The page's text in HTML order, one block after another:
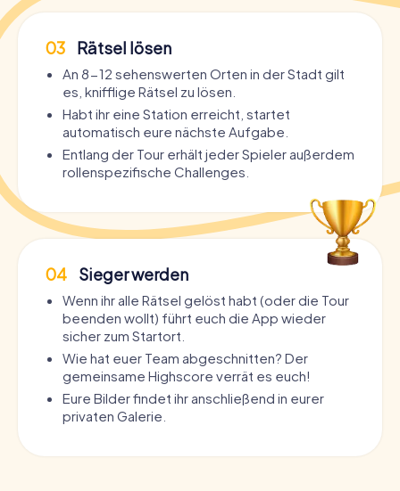
03 Rätsel lösen
An 8-12 sehenswerten Orten in der Stadt gilt
es, knifflige Rätsel zu lösen.
Habt ihr eine Station erreicht, startet
automatisch eure nächste Aufgabe.
Entlang der Tour erhält jeder Spieler außerdem
rollenspezifische Challenges.
04 Sieger werden
Wenn ihr alle Rätsel gelöst habt (oder die Tour
beenden wollt) führt euch die App wieder
sicher zum Startort.
Wie hat euer Team abgeschnitten? Der
gemeinsame Highscore verrät es euch!
Eure Bilder findet ihr anschließend in eurer
privaten Galerie.